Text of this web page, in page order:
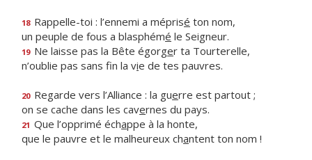
18 Rappelle-toi : l’ennemi a méprisé ton nom,
un peuple de fous a blasphémé le Seigneur.
19 Ne laisse pas la Bête égorger ta Tourterelle,
n’oublie pas sans fin la vie de tes pauvres.
20 Regarde vers l’Alliance : la guerre est partout ;
on se cache dans les cavernes du pays.
21 Que l’opprimé échappe à la honte,
que le pauvre et le malheureux chantent ton nom !